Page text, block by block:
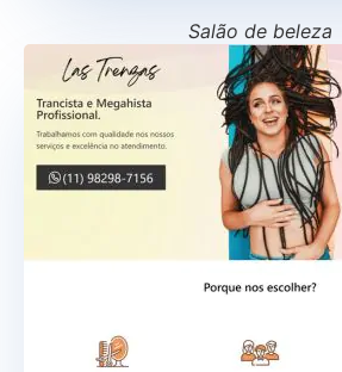
Salão de beleza